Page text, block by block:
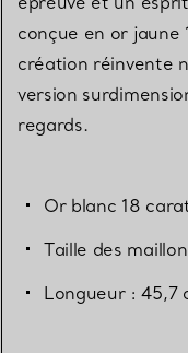
conçue en or
création réinvente
version
regards.
Or blanc 18
Taille des
Longueur : 45,7